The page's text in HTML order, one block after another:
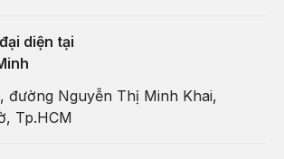
Nghỉ đêm tại Matxcova.
diện tại
đường Nguyễn Thị Minh Khai,
Tp.HCM